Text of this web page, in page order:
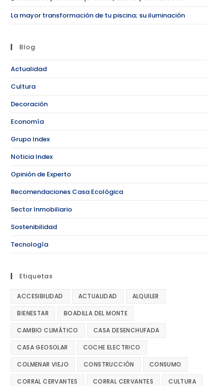
La mayor transformación de tu piscina; su iluminación
Blog
Actualidad
Cultura
Decoración
Economía
Grupo Index
Noticia Index
Opinión de Experto
Recomendaciones Casa Ecológica
Sector Inmobiliario
Sostenibilidad
Tecnología
Etiquetas
ACCESIBILIDAD ACTUALIDAD ALQUILER
BIENESTAR BOADILLA DEL MONTE
CAMBIO CLIMÁTICO CASA DESENCHUFADA
CASA GEOSOLAR COCHE ELECTRICO
COLMENAR VIEJO CONSTRUCCIÓN CONSUMO
CORRAL CERVANTES CORRAL CERVANTES CULTURA